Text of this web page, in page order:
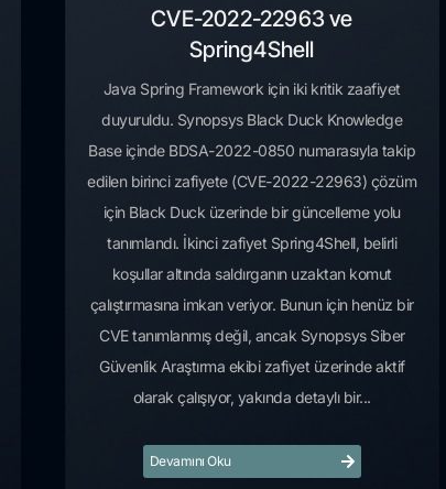
CVE-2022-22963 ve
Spring4Shell
Java Spring Framework için iki kritik zaafiyet
duyuruldu. Synopsys Black Duck Knowledge
Base içinde BDSA-2022-0850 numarasıyla takip
edilen birinci zafiyete (CVE-2022-22963) çözüm
için Black Duck üzerinde bir güncelleme yolu
tanımlandı. İkinci zafiyet Spring4Shell, belirli
koşullar altında saldırganın uzaktan komut
çalıştırmasına imkan veriyor. Bunun için henüz bir
CVE tanımlanmış değil, ancak Synopsys Siber
Güvenlik Araştırma ekibi zafiyet üzerinde aktif
olarak çalışıyor, yakında detaylı bir...
Devamını Oku